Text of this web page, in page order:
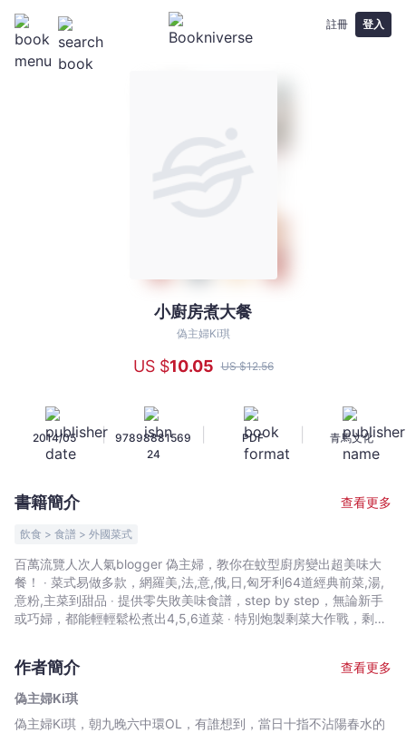
註冊 登入
婦
Ki
-
文
宇
｜
小廚房煮大餐
偽主婦Ki琪
US $10.05 US $12.56
2014/05 |
97898881569
24
PDF 青馬文化
書籍簡介 查看更多
飲食 > 食譜 > 外國菜式
百萬流覽人次人氣blogger 偽主婦，教你在蚊型廚房變出超美味大
餐！ ‧ 菜式易做多款，網羅美,法,意,俄,日,匈牙利64道經典前菜,湯,
意粉,主菜到甜品 ‧ 提供零失敗美味食譜，step by step，無論新手
或巧婦，都能輕輕鬆松煮出4,5,6道菜 ‧ 特別炮製剩菜大作戰，剩食
罪，只要收納得井井有理，長敗長有！
作者簡介
查看更多
偽主婦Ki琪
偽主婦Ki琪，朝九晚六中環OL，有誰想到，當日十指不沾陽春水的